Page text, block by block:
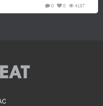
4187
0
0